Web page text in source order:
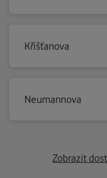
Křišťanova
Neumannova
Zobrazit